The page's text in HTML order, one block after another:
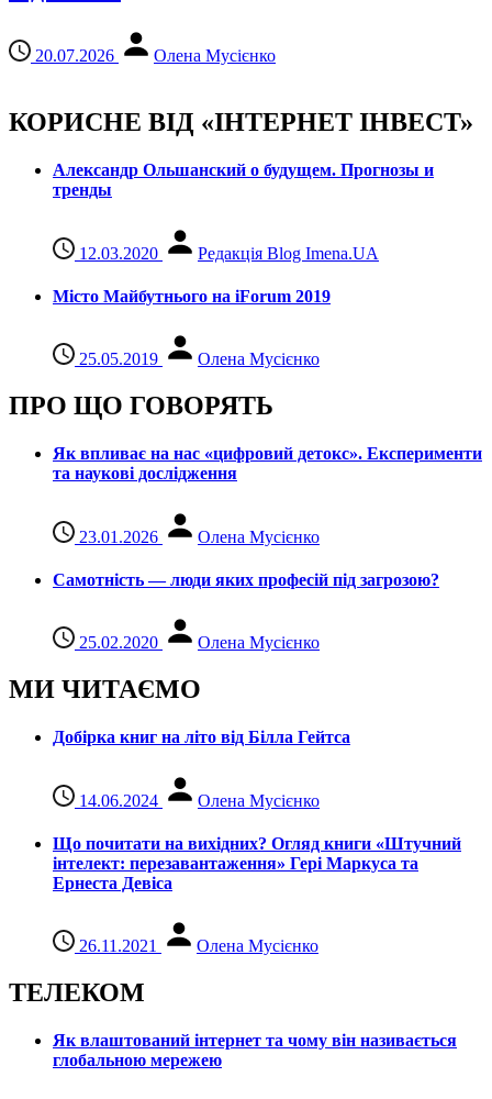
20.07.2026 Олена Мусієнко
КОРИСНЕ ВІД «ІНТЕРНЕТ ІНВЕСТ»
Александр Ольшанский о будущем. Прогнозы и
тренды
12.03.2020 Редакція Blog Imena.UA
Місто Майбутнього на iForum 2019
25.05.2019 Олена Мусієнко
ПРО ЩО ГОВОРЯТЬ
Як впливає на нас «цифровий детокс». Експерименти
та наукові дослідження
23.01.2026 Олена Мусієнко
Самотність — люди яких професій під загрозою?
25.02.2020 Олена Мусієнко
МИ ЧИТАЄМО
Добірка книг на літо від Білла Гейтса
14.06.2024 Олена Мусієнко
Що почитати на вихідних? Огляд книги «Штучний
інтелект: перезавантаження» Гері Маркуса та
Ернеста Девіса
26.11.2021 Олена Мусієнко
ТЕЛЕКОМ
Як влаштований інтернет та чому він називається
глобальною мережею